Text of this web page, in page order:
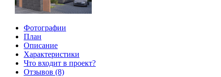
Фотографии
План
Описание
Характеристики
Что входит в проект?
Отзывов (8)